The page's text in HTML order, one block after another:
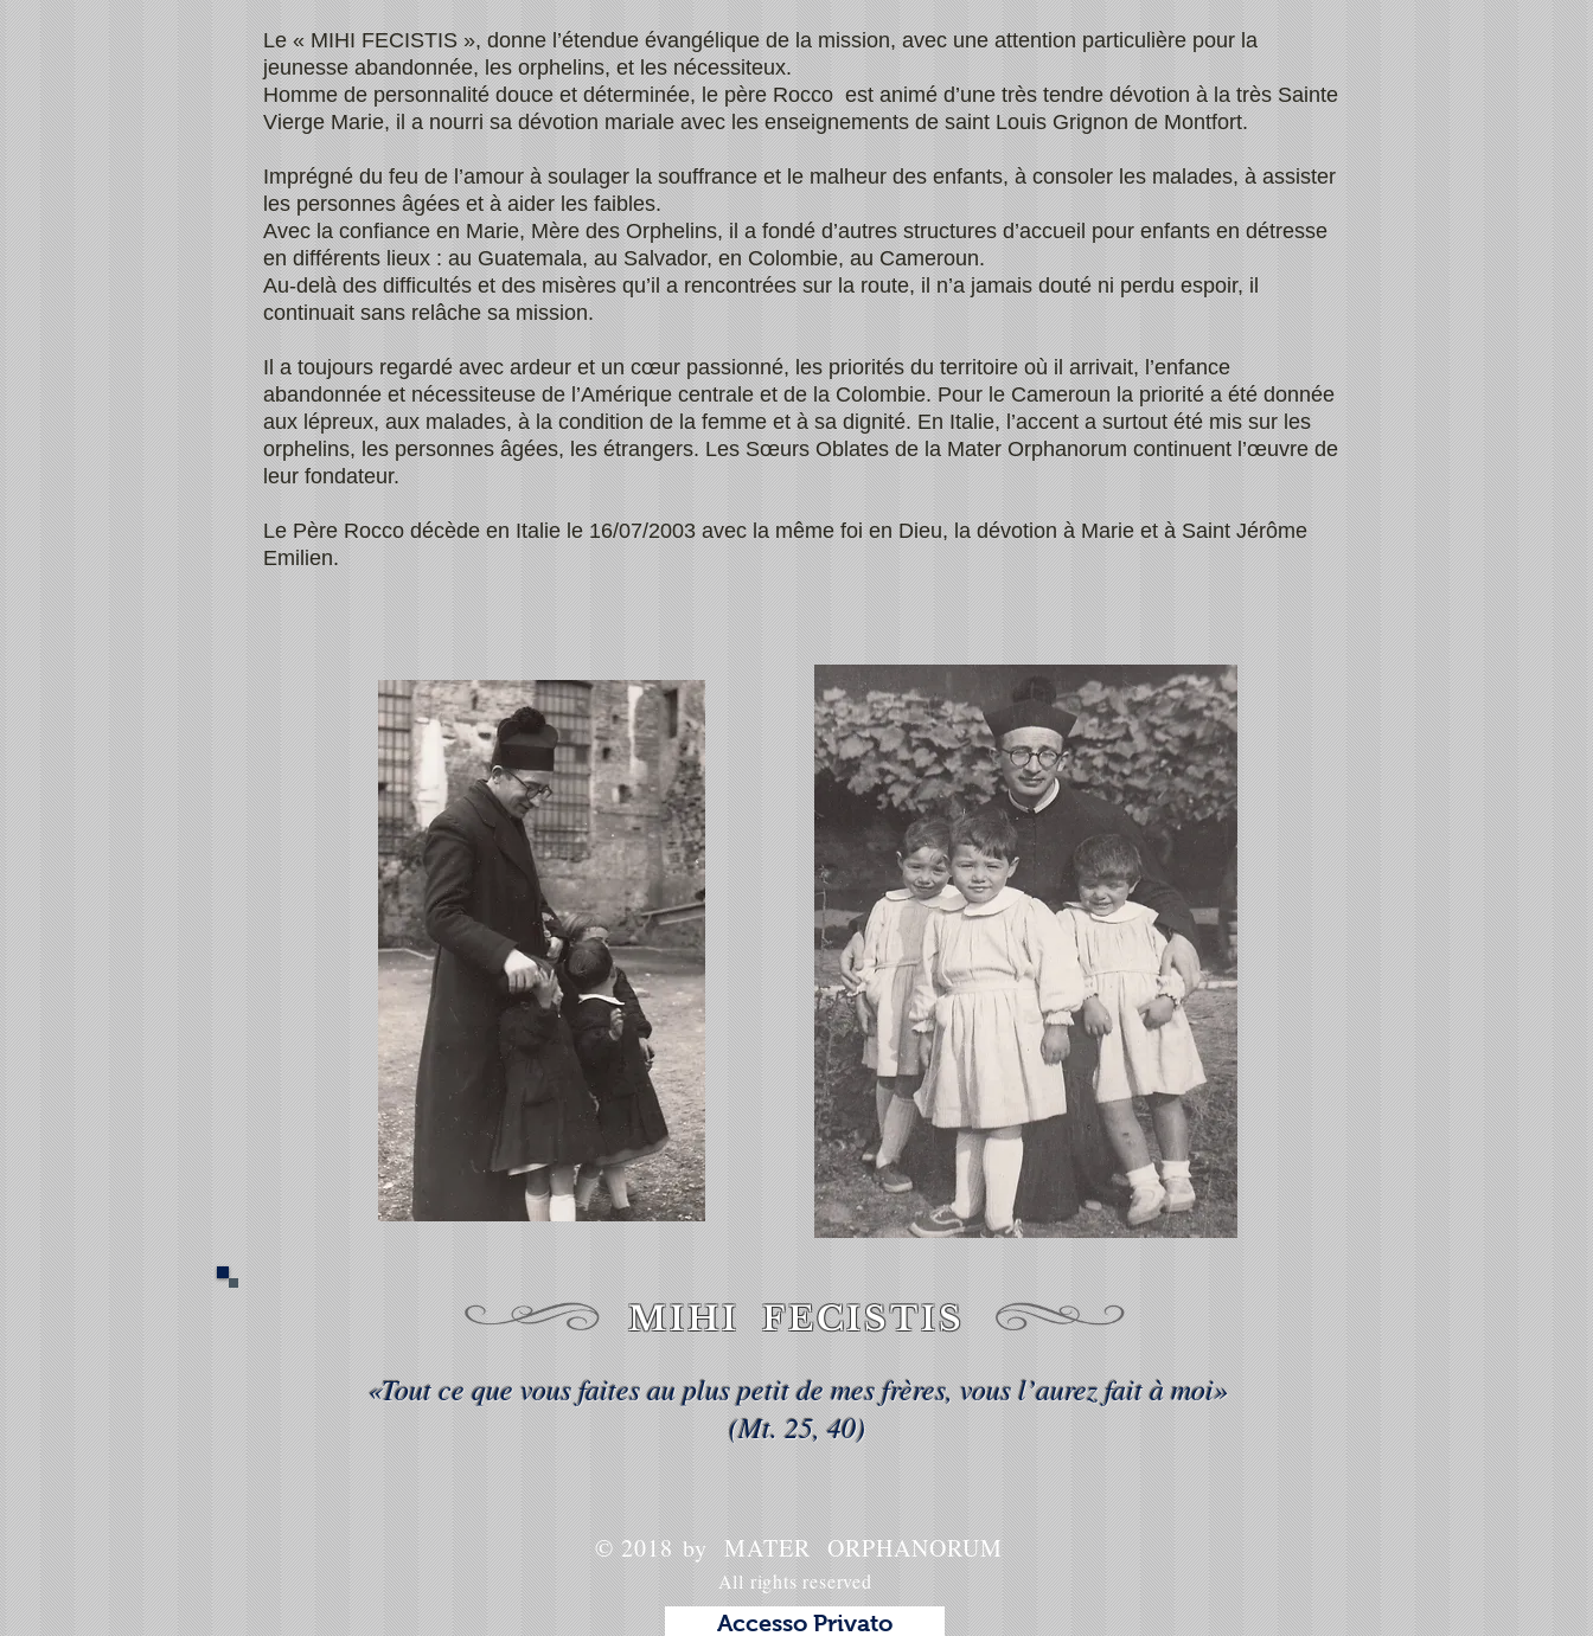
Le « MIHI FECISTIS », donne l’étendue évangélique de la mission, avec une attention particulière pour la
jeunesse abandonnée, les orphelins, et les nécessiteux.
Homme de personnalité douce et déterminée, le père Rocco est animé d’une très tendre dévotion à la très Sainte
Vierge Marie, il a nourri sa dévotion mariale avec les enseignements de saint Louis Grignon de Montfort.
Imprégné du feu de l’amour à soulager la souffrance et le malheur des enfants, à consoler les malades, à assister
les personnes âgées et à aider les faibles.
Avec la confiance en Marie, Mère des Orphelins, il a fondé d’autres structures d’accueil pour enfants en détresse
en différents lieux : au Guatemala, au Salvador, en Colombie, au Cameroun.
Au-delà des difficultés et des misères qu’il a rencontrées sur la route, il n’a jamais douté ni perdu espoir, il
continuait sans relâche sa mission.
Il a toujours regardé avec ardeur et un cœur passionné, les priorités du territoire où il arrivait, l’enfance
abandonnée et nécessiteuse de l’Amérique centrale et de la Colombie. Pour le Cameroun la priorité a été donnée
aux lépreux, aux malades, à la condition de la femme et à sa dignité. En Italie, l’accent a surtout été mis sur les
orphelins, les personnes âgées, les étrangers. Les Sœurs Oblates de la Mater Orphanorum continuent l’œuvre de
leur fondateur.
Le Père Rocco décède en Italie le 16/07/2003 avec la même foi en Dieu, la dévotion à Marie et à Saint Jérôme
Emilien.
MIHI FECISTIS
«Tout ce que vous faites au plus petit de mes frères, vous l’aurez fait à moi»
(Mt. 25, 40)
© 2018 by MATER ORPHANORUM
All rights reserved
Accesso Privato